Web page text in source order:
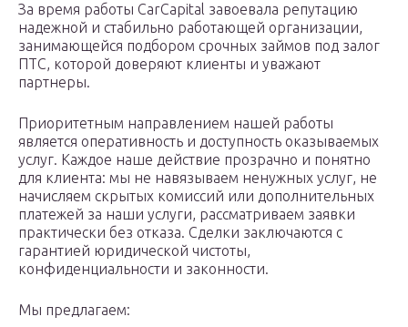
За время работы CarCapital завоевала репутацию
надежной и стабильно работающей организации,
занимающейся подбором срочных займов под залог
ПТС, которой доверяют клиенты и уважают
партнеры.
Приоритетным направлением нашей работы
является оперативность и доступность оказываемых
услуг. Каждое наше действие прозрачно и понятно
для клиента: мы не навязываем ненужных услуг, не
начисляем скрытых комиссий или дополнительных
платежей за наши услуги, рассматриваем заявки
практически без отказа. Сделки заключаются с
гарантией юридической чистоты,
конфиденциальности и законности.
Мы предлагаем: